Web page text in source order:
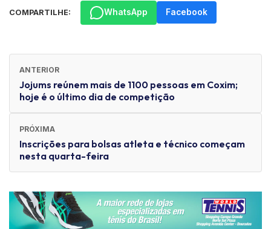
COMPARTILHE: WhatsApp Facebook
ANTERIOR
Jojums reúnem mais de 1100 pessoas em Coxim;
hoje é o último dia de competição
PRÓXIMA
Inscrições para bolsas atleta e técnico começam
nesta quarta-feira